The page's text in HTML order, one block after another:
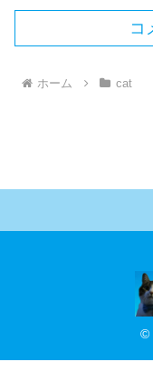
コ
ホーム cat
©